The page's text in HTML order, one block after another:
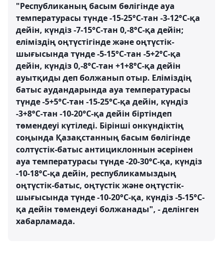
"Республиканың басым бөлігінде ауа
температурасы түнде -15-25°С-тан -3-12°С-қа
дейін, күндіз -7-15°С-тан 0,-8°С-қа дейін;
еліміздің оңтүстігінде және оңтүстік-
шығысында түнде -5-15°С-тан -5+2°С-қа
дейін, күндіз 0,-8°С-тан +1+8°С-қа дейін
ауытқиды деп болжанып отыр. Еліміздің
батыс аудандарында ауа температурасы
түнде -5+5°С-тан -15-25°С-қа дейін, күндіз
-3+8°С-тан -10-20°С-қа дейін біртіндеп
төмендеуі күтіледі. Бірінші онкүндіктің
соңында Қазақстанның басым бөлігінде
солтүстік-батыс антициклоннын әсерінен
ауа температурасы түнде -20-30°С-қа, күндіз
-10-18°С-қа дейін, республикамыздың
оңтүстік-батыс, оңтүстік және оңтүстік-
шығысында түнде -10-20°С-қа, күндіз -5-15°С-
қа дейін төмендеуі болжанады", - делінген
хабарламада.